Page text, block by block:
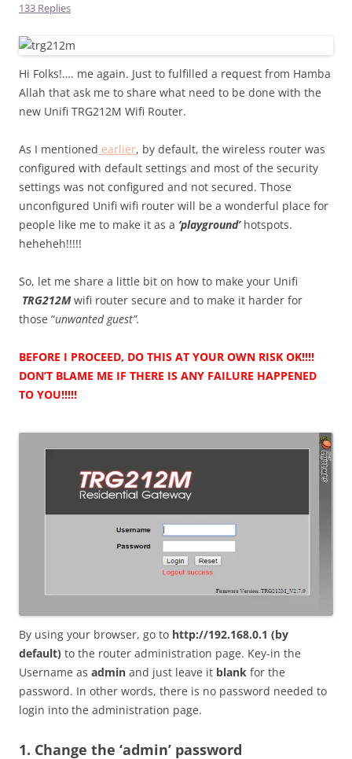
133 Replies
Hi Folks!…. me again. Just to fulfilled a request from Hamba
Allah that ask me to share what need to be done with the
new Unifi TRG212M Wifi Router.
As I mentioned earlier, by default, the wireless router was
configured with default settings and most of the security
settings was not configured and not secured. Those
unconfigured Unifi wifi router will be a wonderful place for
people like me to make it as a ‘playground’ hotspots.
heheheh!!!!!
So, let me share a little bit on how to make your Unifi
TRG212Mwifi router secure and to make it harder for
those “unwanted guest”.
BEFORE I PROCEED, DO THIS AT YOUR OWN RISK OK!!!!
DON’T BLAME ME IF THERE IS ANY FAILURE HAPPENED
TO YOU!!!!!
By using your browser, go to http://192.168.0.1 (by
default) to the router administration page. Key-in the
Username as admin and just leave it blank for the
password. In other words, there is no password needed to
login into the administration page.
1. Change the ‘admin’ password